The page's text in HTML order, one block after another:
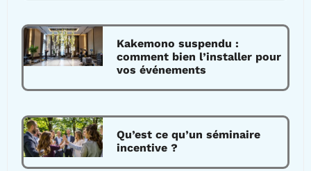
Kakemono suspendu :
comment bien l’installer pour
vos événements
Qu’est ce qu’un séminaire
incentive ?